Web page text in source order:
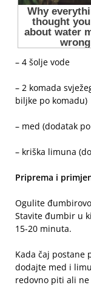
– 4 šolje vode
– 2 komada
biljke po komadu)
– med (dodatak
– kriška limuna
Priprema i
Ogulite
Stavite đumbir u
15-20 minuta.
Kada čaj postane
dodajte med i
redovno piti ali